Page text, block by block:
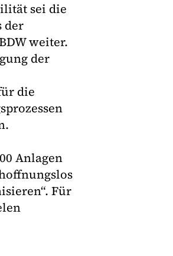
sei die
der
weiter.
der
die
Anlagen
Für